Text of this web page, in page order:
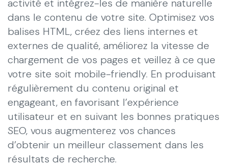
activité et intégrez-les de manière naturelle
dans le contenu de votre site. Optimisez vos
balises HTML, créez des liens internes et
externes de qualité, améliorez la vitesse de
chargement de vos pages et veillez à ce que
votre site soit mobile-friendly. En produisant
régulièrement du contenu original et
engageant, en favorisant l’expérience
utilisateur et en suivant les bonnes pratiques
SEO, vous augmenterez vos chances
d’obtenir un meilleur classement dans les
résultats de recherche.